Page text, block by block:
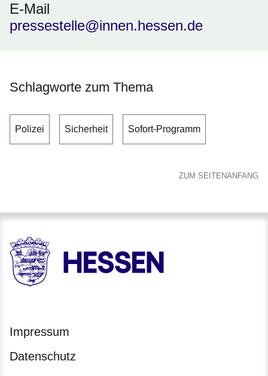
E-Mail
pressestelle@innen.hessen.de
Schlagworte zum Thema
Polizei Sicherheit Sofort-Programm
ZUM SEITENANFANG
HESSEN - Hessische Landesregierung
Impressum
Datenschutz